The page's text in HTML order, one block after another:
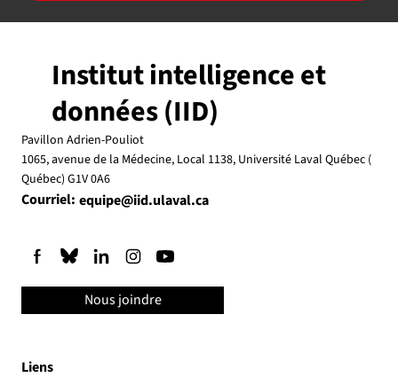
Liens
Institut intelligence et
données (IID)
Pavillon Adrien-Pouliot
1065, avenue de la Médecine, Local 1138, Université Laval Québec (
Québec) G1V 0A6
Courriel: equipe@iid.ulaval.ca
Nous joindre